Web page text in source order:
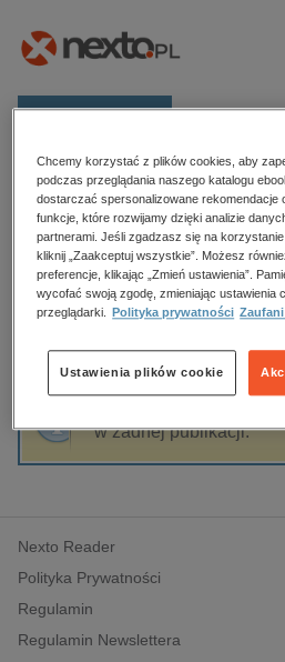
Kategorie
Zobacz wszystkie E-prasa
budownictwo, aranżacja
biznesowe, branżowe,
dzienniki
edukacja
hobby, sport, rozrywka
komputery, internet,
polityka, społeczno-
psychologiczne
inne
popularno-naukowe
Strona główna Jacek Petzel
Jacek Petzel
Sortowanie
w żadnej publikacji.
Nexto Reader
Polityka Prywatności
Regulamin
Regulamin Newslettera
Chcemy korzystać z plików cookies, aby
podczas przeglądania naszego katalogu
dostarczać spersonalizowane rekomendacje
funkcje, które rozwijamy dzięki analizie
partnerami. Jeśli zgadzasz się na
kliknij „Zaakceptuj wszystkie”. Możesz
preferencje, klikając „Zmień ustawienia”.
wycofać swoją zgodę, zmieniając ustawienia
przeglądarki.
Polityka prywatności
Ustawienia plików cookie